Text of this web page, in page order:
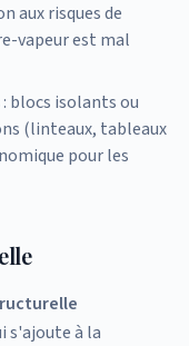
aux risques de
vapeur est mal
: blocs isolants ou
(linteaux, tableaux
pour les
s'ajoute à la